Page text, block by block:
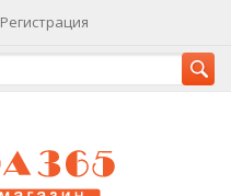
Регистрация